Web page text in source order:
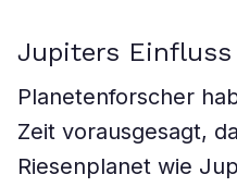
Jupiters Einfluss
Planetenforscher
Zeit vorausgesagt,
Riesenplanet wie